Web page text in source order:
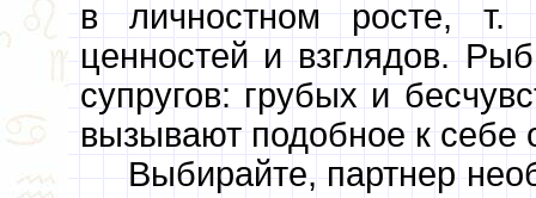
в личностном росте,
ценностей и взглядов.
супругов: грубых и
вызывают подобное к себе
Выбирайте, партнер